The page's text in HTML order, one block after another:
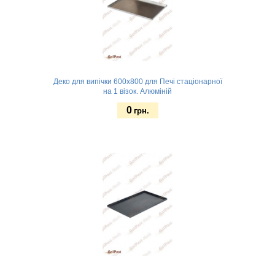
Деко для випічки 600х800 для Печі стаціонарної
на 1 візок. Алюміній
0 грн.